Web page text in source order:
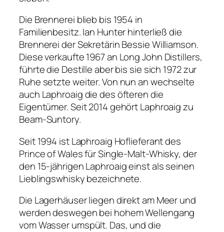
Die Brennerei blieb bis 1954 in
Familienbesitz. Ian Hunter hinterließ die
Brennerei der Sekretärin Bessie Williamson.
Diese verkaufte 1967 an Long John Distillers,
führte die Destille aber bis sie sich 1972 zur
Ruhe setzte weiter. Von nun an wechselte
auch Laphroaig die des öfteren die
Eigentümer. Seit 2014 gehört Laphroaig zu
Beam-Suntory.
Seit 1994 ist Laphroaig Hoflieferant des
Prince of Wales für Single-Malt-Whisky, der
den 15-jährigen Laphroaig einst als seinen
Lieblingswhisky bezeichnete.
Die Lagerhäuser liegen direkt am Meer und
werden deswegen bei hohem Wellengang
vom Wasser umspült. Das, und die